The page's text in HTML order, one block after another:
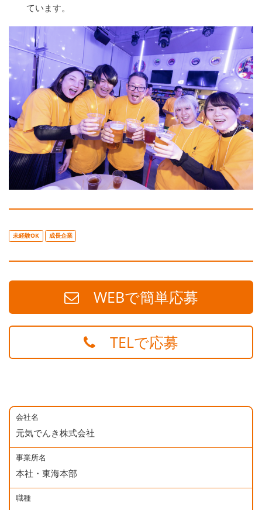
ています。
未経験OK 成長企業
WEBで簡単応募
TELで応募
会社名
元気でんき株式会社
事業所名
本社・東海本部
職種